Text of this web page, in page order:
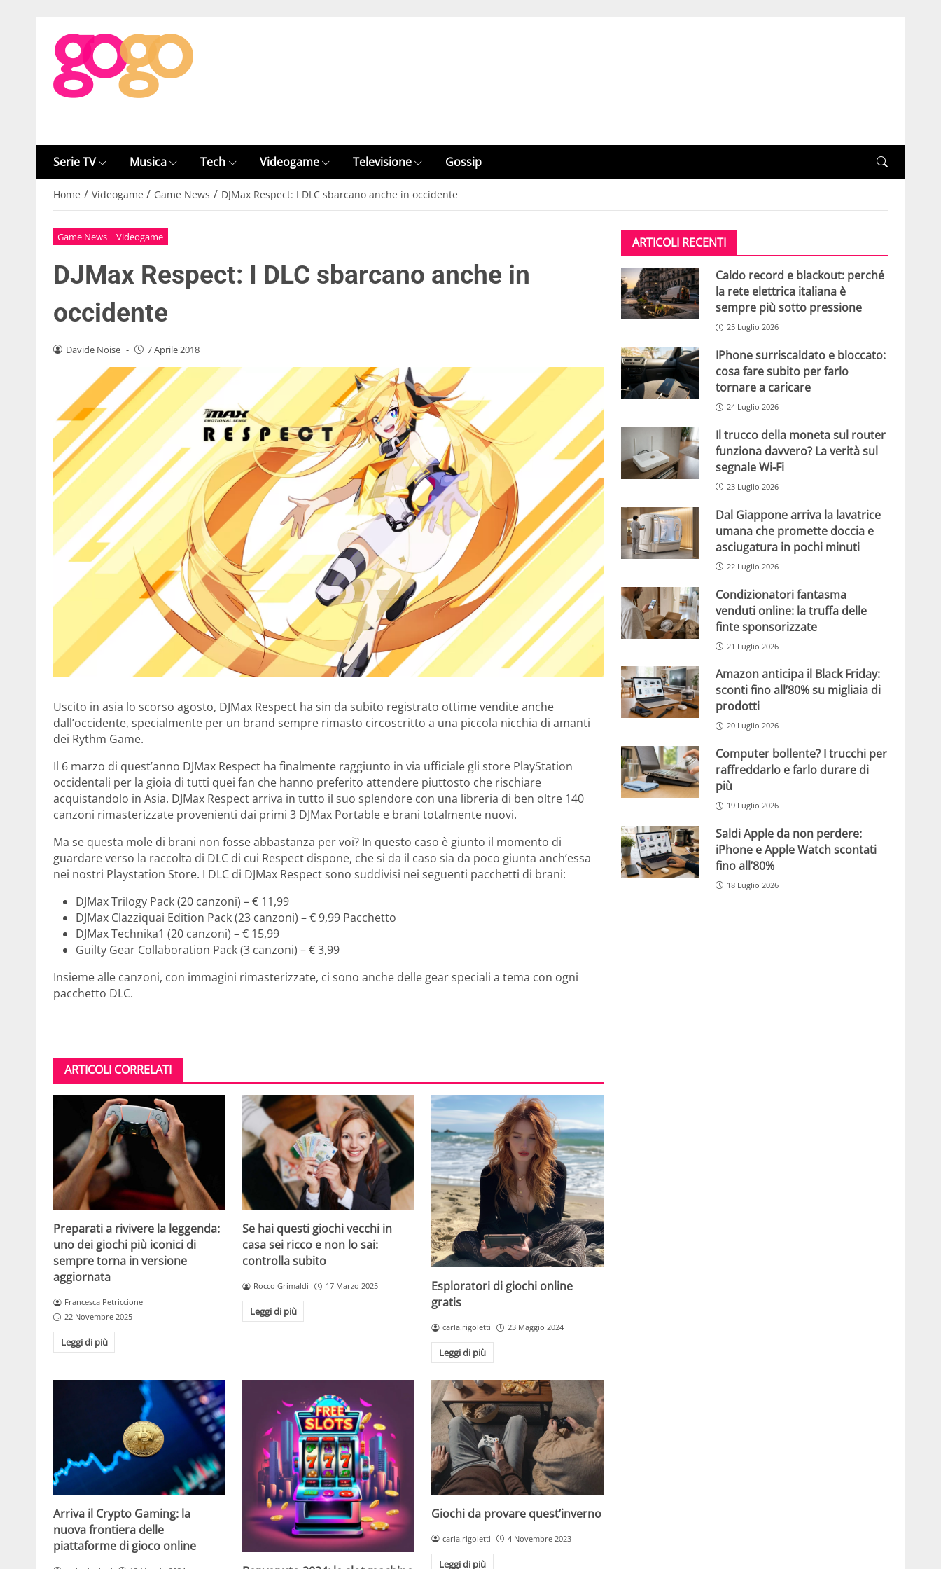
Serie TV Musica Tech Videogame Televisione Gossip
Home / Videogame / Game News / DJMax Respect: I DLC sbarcano anche in occidente
Game News Videogame
DJMax Respect: I DLC sbarcano anche in
occidente
Davide Noise - 7 Aprile 2018
Uscito in asia lo scorso agosto, DJMax Respect ha sin da subito registrato ottime vendite anche
dall’occidente, specialmente per un brand sempre rimasto circoscritto a una piccola nicchia di amanti
dei Rythm Game.
Il 6 marzo di quest’anno DJMax Respect ha finalmente raggiunto in via ufficiale gli store PlayStation
occidentali per la gioia di tutti quei fan che hanno preferito attendere piuttosto che rischiare
acquistandolo in Asia. DJMax Respect arriva in tutto il suo splendore con una libreria di ben oltre 140
canzoni rimasterizzate provenienti dai primi 3 DJMax Portable e brani totalmente nuovi.
Ma se questa mole di brani non fosse abbastanza per voi? In questo caso è giunto il momento di
guardare verso la raccolta di DLC di cui Respect dispone, che si da il caso sia da poco giunta anch’essa
nei nostri Playstation Store. I DLC di DJMax Respect sono suddivisi nei seguenti pacchetti di brani:
DJMax Trilogy Pack (20 canzoni) – € 11,99
DJMax Clazziquai Edition Pack (23 canzoni) – € 9,99 Pacchetto
DJMax Technika1 (20 canzoni) – € 15,99
Guilty Gear Collaboration Pack (3 canzoni) – € 3,99
Insieme alle canzoni, con immagini rimasterizzate, ci sono anche delle gear speciali a tema con ogni
pacchetto DLC.
ARTICOLI CORRELATI
Preparati a rivivere la leggenda:
uno dei giochi più iconici di
sempre torna in versione
aggiornata
Francesca Petriccione
22 Novembre 2025
Leggi di più
Se hai questi giochi vecchi in
casa sei ricco e non lo sai:
controlla subito
Rocco Grimaldi 17 Marzo 2025
Leggi di più
Esploratori di giochi online
gratis
carla.rigoletti 23 Maggio 2024
Leggi di più
Arriva il Crypto Gaming: la
nuova frontiera delle
piattaforme di gioco online
Giochi da provare quest’inverno
carla.rigoletti 4 Novembre 2023
Leggi di più
ARTICOLI RECENTI
Caldo record e blackout: perché
la rete elettrica italiana è
sempre più sotto pressione
25 Luglio 2026
IPhone surriscaldato e bloccato:
cosa fare subito per farlo
tornare a caricare
24 Luglio 2026
Il trucco della moneta sul router
funziona davvero? La verità sul
segnale Wi-Fi
23 Luglio 2026
Dal Giappone arriva la lavatrice
umana che promette doccia e
asciugatura in pochi minuti
22 Luglio 2026
Condizionatori fantasma
venduti online: la truffa delle
finte sponsorizzate
21 Luglio 2026
Amazon anticipa il Black Friday:
sconti fino all’80% su migliaia di
prodotti
20 Luglio 2026
Computer bollente? I trucchi per
raffreddarlo e farlo durare di
più
19 Luglio 2026
Saldi Apple da non perdere:
iPhone e Apple Watch scontati
fino all’80%
18 Luglio 2026